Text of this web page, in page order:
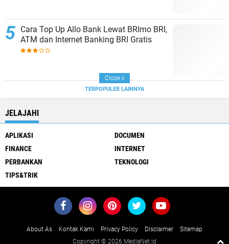
Cara Top Up Allo Bank Lewat BRImo BRI,
ATM dan Internet Banking BRI Gratis
TERPOPULER LAINNYA
JELAJAHI
APLIKASI
DOCUMEN
FINANCE
INTERNET
PERBANKAN
TEKNOLOGI
TIPS&TRIK
About As Kontak Kami Privacy Policy Disclaimer
Sitemap
Copyright © 2026 MediaNet.id
Close x